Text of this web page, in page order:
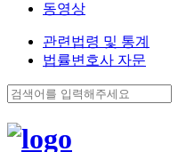
동영상
관련법령 및 통계
법률변호사 자문